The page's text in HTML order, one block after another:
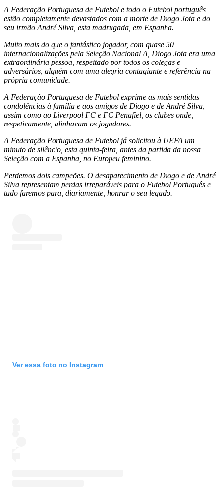
A Federação Portuguesa de Futebol e todo o Futebol português
estão completamente devastados com a morte de Diogo Jota e do
seu irmão André Silva, esta madrugada, em Espanha.
Muito mais do que o fantástico jogador, com quase 50
internacionalizações pela Seleção Nacional A, Diogo Jota era uma
extraordinária pessoa, respeitado por todos os colegas e
adversários, alguém com uma alegria contagiante e referência na
própria comunidade.
A Federação Portuguesa de Futebol exprime as mais sentidas
condolências à família e aos amigos de Diogo e de André Silva,
assim como ao Liverpool FC e FC Penafiel, os clubes onde,
respetivamente, alinhavam os jogadores.
A Federação Portuguesa de Futebol já solicitou à UEFA um
minuto de silêncio, esta quinta-feira, antes da partida da nossa
Seleção com a Espanha, no Europeu feminino.
Perdemos dois campeões. O desaparecimento de Diogo e de André
Silva representam perdas irreparáveis para o Futebol Português e
tudo faremos para, diariamente, honrar o seu legado.
Ver essa foto no Instagram